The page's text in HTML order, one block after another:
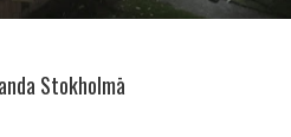
Stokholmā